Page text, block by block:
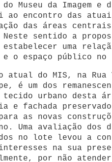
Museu da Imagem e
ao encontro das
das áreas
sentido a
estabelecer uma
o espaço público no
atual do MIS, na Rua
é um dos
tecido urbano desta
e fachada
as novas
Uma avaliação dos
no lote levou a
na sua
por não